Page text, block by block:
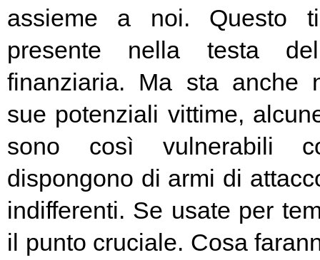
assieme a noi. Questo
presente nella testa
finanziaria. Ma sta anche
sue potenziali vittime,
sono così vulnerabili
dispongono di armi di
indifferenti. Se usate per
il punto cruciale. Cosa